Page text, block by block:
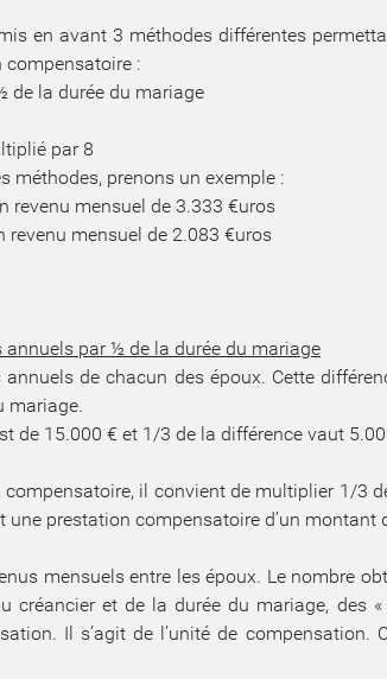
en avant 3 méthodes différentes
:
de la durée du mariage
par 8
méthodes, prenons un exemple :
revenu mensuel de 3.333 €uros
revenu mensuel de 2.083 €uros
annuels par ½ de la durée du mariage
de chacun des époux. Cette
mariage.
de 15.000 € et 1/3 de la différence vaut
il convient de multiplier 1/3
prestation compensatoire d’un montant
mensuels entre les époux. Le nombre
créancier et de la durée du mariage, des
Il s’agit de l’unité de compensation.